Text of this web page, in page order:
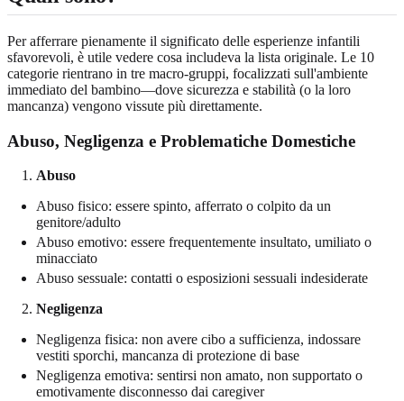
Per afferrare pienamente il significato delle esperienze infantili
sfavorevoli, è utile vedere cosa includeva la lista originale. Le 10
categorie rientrano in tre macro-gruppi, focalizzati sull'ambiente
immediato del bambino—dove sicurezza e stabilità (o la loro
mancanza) vengono vissute più direttamente.
Abuso, Negligenza e Problematiche Domestiche
Abuso
Abuso fisico: essere spinto, afferrato o colpito da un
genitore/adulto
Abuso emotivo: essere frequentemente insultato, umiliato o
minacciato
Abuso sessuale: contatti o esposizioni sessuali indesiderate
Negligenza
Negligenza fisica: non avere cibo a sufficienza, indossare
vestiti sporchi, mancanza di protezione di base
Negligenza emotiva: sentirsi non amato, non supportato o
emotivamente disconnesso dai caregiver